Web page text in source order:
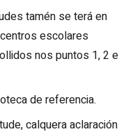
tamén se terá en
escolares
nos puntos 1, 2 e
de referencia.
calquera aclaración